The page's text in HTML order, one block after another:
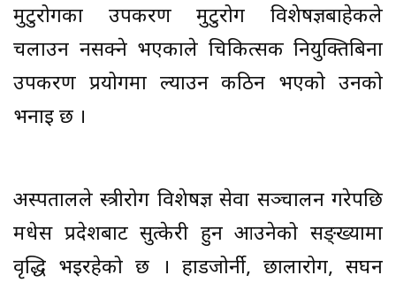
मुटुरोगका उपकरण मुटुरोग विशेषज्ञबाहेकले
चलाउन नसक्ने भएकाले चिकित्सक नियुक्तिबिना
उपकरण प्रयोगमा ल्याउन कठिन भएको उनको
भनाइ छ ।
अस्पतालले स्त्रीरोग विशेषज्ञ सेवा सञ्चालन गरेपछि
मधेस प्रदेशबाट सुत्केरी हुन आउनेको सङ्ख्यामा
वृद्धि भइरहेको छ । हाडजोर्नी, छालारोग, सघन